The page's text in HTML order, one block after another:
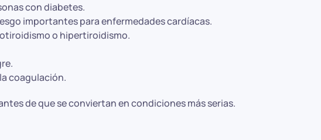
con diabetes.
importantes para enfermedades cardíacas.
o hipertiroidismo.
coagulación.
de que se conviertan en condiciones más serias.